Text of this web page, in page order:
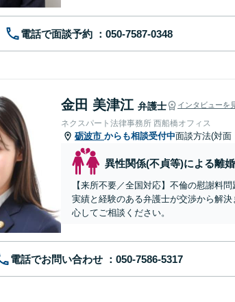
電話で面談予約
金田 美津江 弁護士 インタビューを
ネクスパート法律事務所 西船橋オフィス
砺波市 からも相談受付中面談方法(対面
異性関係(不貞等)による離
【来所不要／全国対応】不倫の慰謝料
実績と経験のある弁護士が交渉から解
心してご相談ください。
電話でお問い合わせ